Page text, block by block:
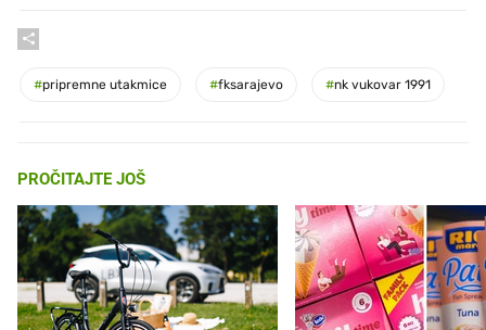
#pripremne utakmice #fksarajevo #nk vukovar 1991
PROČITAJTE JOŠ